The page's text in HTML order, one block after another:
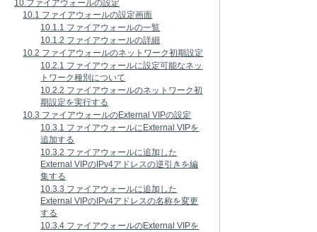
10.ファイアウォールの設定
10.1 ファイアウォールの設定画面
10.1.1 ファイアウォールの一覧
10.1.2 ファイアウォールの詳細
10.2 ファイアウォールのネットワーク初期設定
10.2.1 ファイアウォールに設定可能なネッ
トワーク種別について
10.2.2 ファイアウォールのネットワーク初
期設定を実行する
10.3 ファイアウォールのExternal VIPの設定
10.3.1 ファイアウォールにExternal VIPを
追加する
10.3.2 ファイアウォールに追加した
External VIPのIPv4アドレスの逆引きを編
集する
10.3.3 ファイアウォールに追加した
External VIPのIPv4アドレスの名称を変更
する
10.3.4 ファイアウォールのExternal VIPを